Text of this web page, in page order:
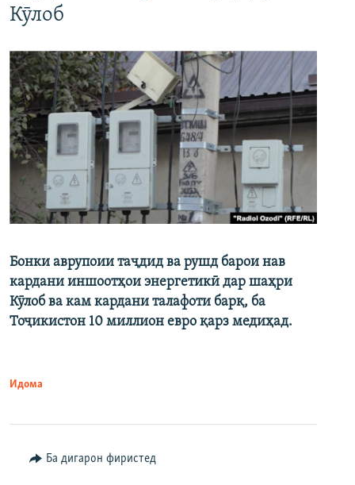
Кӯлоб
Бонки аврупоии таҷдид ва рушд барои нав
кардани иншоотҳои энергетикӣ дар шаҳри
Кӯлоб ва кам кардани талафоти барқ, ба
Тоҷикистон 10 миллион евро қарз медиҳад.
Идома
Ба дигарон фиристед